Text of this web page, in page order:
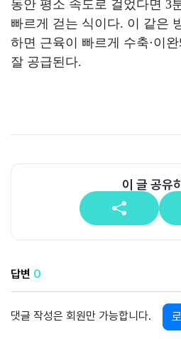
동안 평소 속도로 걸었다면 3
빠르게 걷는 식이다. 이 같은
하면 근육이 빠르게 수축⋅이
잘 공급된다.
이 글 공유
답변 0
댓글 작성은 회원만 가능합니다.